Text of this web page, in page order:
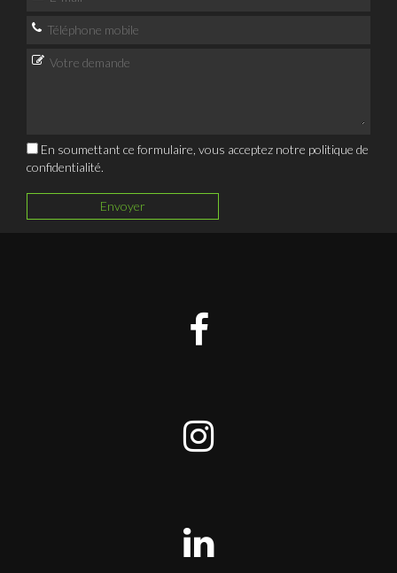
En soumettant ce formulaire, vous acceptez notre politique de
confidentialité.